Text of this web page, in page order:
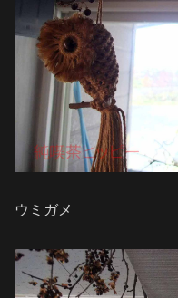
ウミガメ